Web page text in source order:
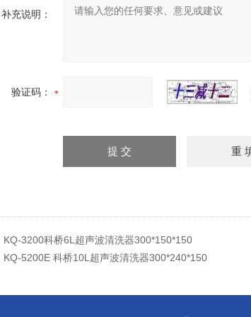
补充说明：
验证码：
KQ-3200科桥6L超声波清洗器300*150*150
KQ-5200E 科桥10L超声波清洗器300*240*150